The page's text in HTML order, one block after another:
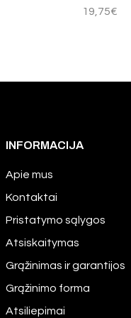
19,75€
INFORMACIJA
Apie mus
Kontaktai
Pristatymo sąlygos
Atsiskaitymas
Grąžinimas ir garantijos
Grąžinimo forma
Atsiliepimai